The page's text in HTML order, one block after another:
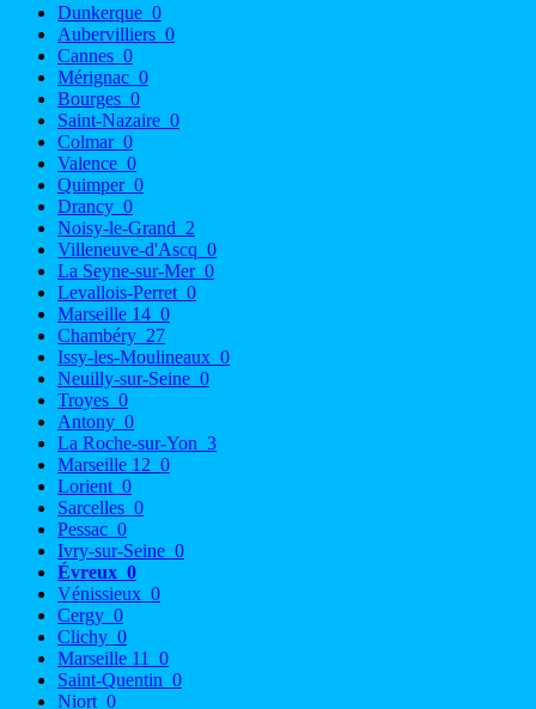
Dunkerque 0
Aubervilliers 0
Cannes 0
Mérignac 0
Bourges 0
Saint-Nazaire 0
Colmar 0
Valence 0
Quimper 0
Drancy 0
Noisy-le-Grand 2
Villeneuve-d'Ascq 0
La Seyne-sur-Mer 0
Levallois-Perret 0
Marseille 14 0
Chambéry 27
Issy-les-Moulineaux 0
Neuilly-sur-Seine 0
Troyes 0
Antony 0
La Roche-sur-Yon 3
Marseille 12 0
Lorient 0
Sarcelles 0
Pessac 0
Ivry-sur-Seine 0
Évreux 0
Vénissieux 0
Cergy 0
Clichy 0
Marseille 11
0
Saint-Quentin 0
Niort 0